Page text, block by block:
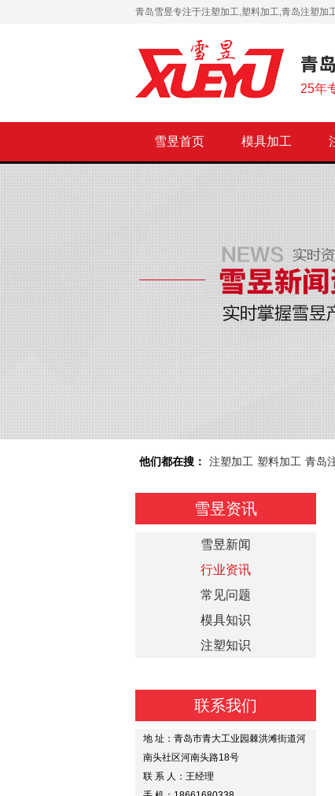
青岛雪昱专注于注塑加工,塑料加工,青岛注塑加
25年
雪昱首页 模具加工
他们都在搜： 注塑加工 塑料加工 青岛
雪昱资讯
雪昱新闻
行业资讯
常见问题
模具知识
注塑知识
联系我们
地 址：青岛市青大工业园棘洪滩街道河
南头社区河南头路18号
联 系 人：王经理